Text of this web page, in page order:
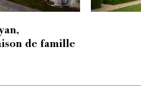
de famille